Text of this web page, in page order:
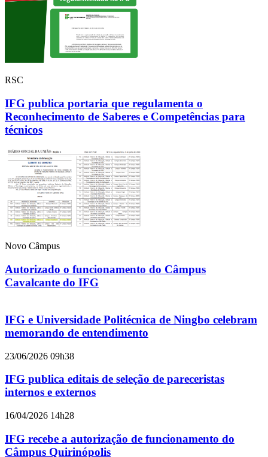
RSC
IFG publica portaria que regulamenta o
Reconhecimento de Saberes e Competências para
técnicos
Novo Câmpus
Autorizado o funcionamento do Câmpus
Cavalcante do IFG
IFG e Universidade Politécnica de Ningbo celebram
memorando de entendimento
23/06/2026 09h38
IFG publica editais de seleção de pareceristas
internos e externos
16/04/2026 14h28
IFG recebe a autorização de funcionamento do
Câmpus Quirinópolis